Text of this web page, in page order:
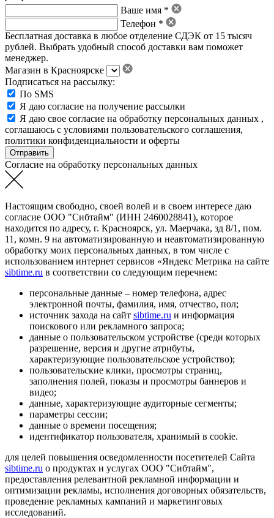
Ваше имя *
Телефон *
Бесплатная доставка в любое отделение СДЭК от 15 тысяч
рублей. Выбрать удобный способ доставки вам поможет
менеджер.
Магазин в Красноярске
Подписаться на рассылку:
По SMS
Я даю согласие на получение рассылки
Я даю свое согласие на обработку персональных данных ,
соглашаюсь с условиями пользовательского соглашения,
политики конфиденциальности и оферты
Согласие на обработку персональных данных
Настоящим свободно, своей волей и в своем интересе даю
согласие ООО "Сибтайм" (ИНН 2460028841), которое
находится по адресу, г. Красноярск, ул. Маерчака, зд 8/1, пом.
11, комн. 9 на автоматизированную и неавтоматизированную
обработку моих персональных данных, в том числе с
использованием интернет сервисов «Яндекс Метрика на сайте
sibtime.ru в соответствии со следующим перечнем:
персональные данные – номер телефона, адрес
электронной почты, фамилия, имя, отчество, пол;
источник захода на сайт sibtime.ru и информация
поискового или рекламного запроса;
данные о пользовательском устройстве (среди которых
разрешение, версия и другие атрибуты,
характеризующие пользовательское устройство);
пользовательские клики, просмотры страниц,
заполнения полей, показы и просмотры баннеров и
видео;
данные, характеризующие аудиторные сегменты;
параметры сессии;
данные о времени посещения;
идентификатор пользователя, хранимый в cookie.
для целей повышения осведомленности посетителей Сайта
sibtime.ru о продуктах и услугах ООО "Сибтайм",
предоставления релевантной рекламной информации и
оптимизации рекламы, исполнения договорных обязательств,
проведение рекламных кампаний и маркетинговых
исследований.